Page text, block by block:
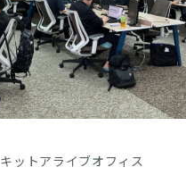
キットアライブオフィス